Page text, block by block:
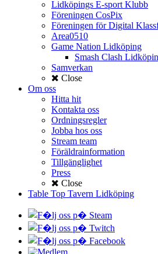
Lidköpings E-sport Klubb
Föreningen CosPix
Föreningen för Digital
Area0510
Game Nation Lidköping
Smash Clash
Samverkan
Close
Om oss
Hitta hit
Kontakta oss
Ordningsregler
Jobba hos oss
Stream team
Föräldrainformation
Tillgänglighet
Press
Close
Table Top Tavern Lidköping